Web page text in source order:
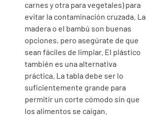
carnes y otra para vegetales) para
evitar la contaminación cruzada. La
madera o el bambú son buenas
opciones, pero asegúrate de que
sean fáciles de limpiar. El plástico
también es una alternativa
práctica. La tabla debe ser lo
suficientemente grande para
permitir un corte cómodo sin que
los alimentos se caigan.